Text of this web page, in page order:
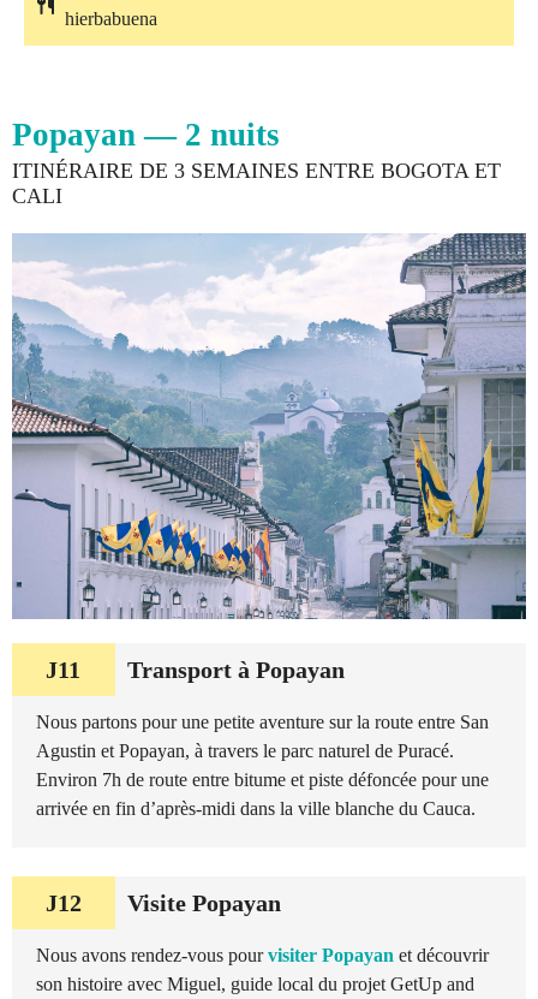
hierbabuena
Popayan — 2 nuits
ITINÉRAIRE DE 3 SEMAINES ENTRE BOGOTA ET
CALI
J11 Transport à Popayan
Nous partons pour une petite aventure sur la route entre San
Agustin et Popayan, à travers le parc naturel de Puracé.
Environ 7h de route entre bitume et piste défoncée pour une
arrivée en fin d’après-midi dans la ville blanche du Cauca.
J12 Visite Popayan
Nous avons rendez-vous pourvisiter Popayan et découvrir
son histoire avec Miguel, guide local du projet GetUp and